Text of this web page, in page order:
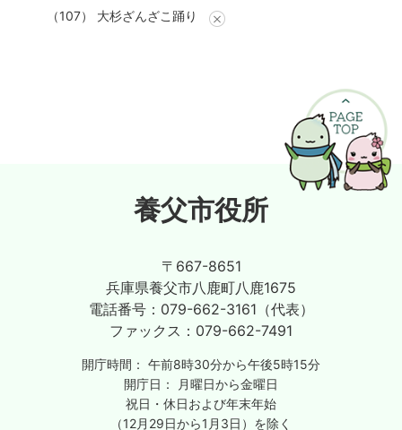
（107） 大杉ざんざこ踊り
養父市役所
〒667-8651
兵庫県養父市八鹿町八鹿1675
電話番号： 079-662-3161（代表）
ファックス： 079-662-7491
開庁時間： 午前8時30分から午後5時15分
開庁日：
月曜日から金曜日
祝日・休日および年末年始
（12月29日から1月3日）を除く